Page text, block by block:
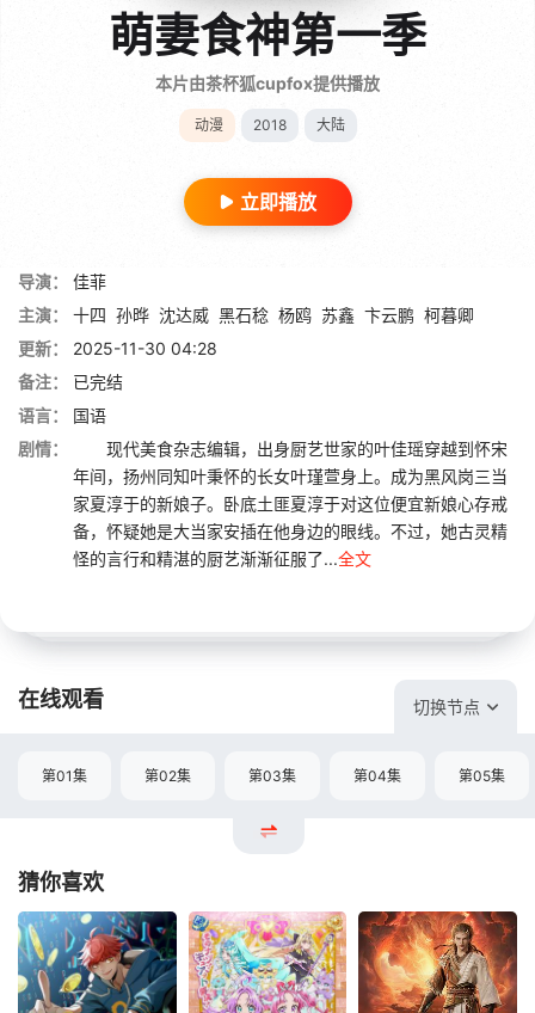
萌妻食神第一季
本片由茶杯狐cupfox提供播放
动漫 2018 大陆
立即播放
导演：
佳菲
主演：
十四 孙晔 沈达威 黑石稔 杨鸥 苏鑫 卞云鹏 柯暮卿
更新：
2025-11-30 04:28
备注：
已完结
语言：
国语
剧情：
现代美食杂志编辑，出身厨艺世家的叶佳瑶穿越到怀宋
年间，扬州同知叶秉怀的长女叶瑾萱身上。成为黑风岗三当
家夏淳于的新娘子。卧底土匪夏淳于对这位便宜新娘心存戒
备，怀疑她是大当家安插在他身边的眼线。不过，她古灵精
怪的言行和精湛的厨艺渐渐征服了...全文
在线观看 切换节点
第01集 第02集 第03集 第04集 第05集
猜你喜欢